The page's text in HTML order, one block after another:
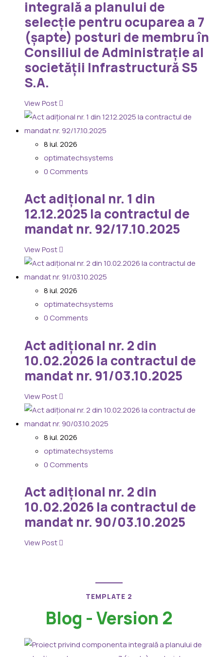
integrală a planului de
selecție pentru ocuparea a 7
(șapte) posturi de membru în
Consiliul de Administrație al
societății Infrastructură S5
S.A.
View Post
8 iul. 2026
optimatechsystems
0 Comments
Act adițional nr. 1 din
12.12.2025 la contractul de
mandat nr. 92/17.10.2025
View Post
8 iul. 2026
optimatechsystems
0 Comments
Act adițional nr. 2 din
10.02.2026 la contractul de
mandat nr. 91/03.10.2025
View Post
8 iul. 2026
optimatechsystems
0 Comments
Act adițional nr. 2 din
10.02.2026 la contractul de
mandat nr. 90/03.10.2025
View Post
TEMPLATE 2
Blog - Version 2